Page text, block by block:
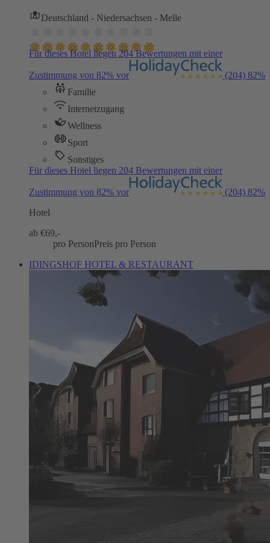
Deutschland - Niedersachsen - Melle
Für dieses Hotel liegen 204 Bewertungen mit einer
Zustimmung von 82% vor (204) 82%
Familie
Internetzugang
Wellness
Sport
Sonstiges
Für dieses Hotel liegen 204 Bewertungen mit einer
Zustimmung von 82% vor (204) 82%
Hotel
ab €69,-
pro PersonPreis pro Person
IDINGSHOF HOTEL & RESTAURANT